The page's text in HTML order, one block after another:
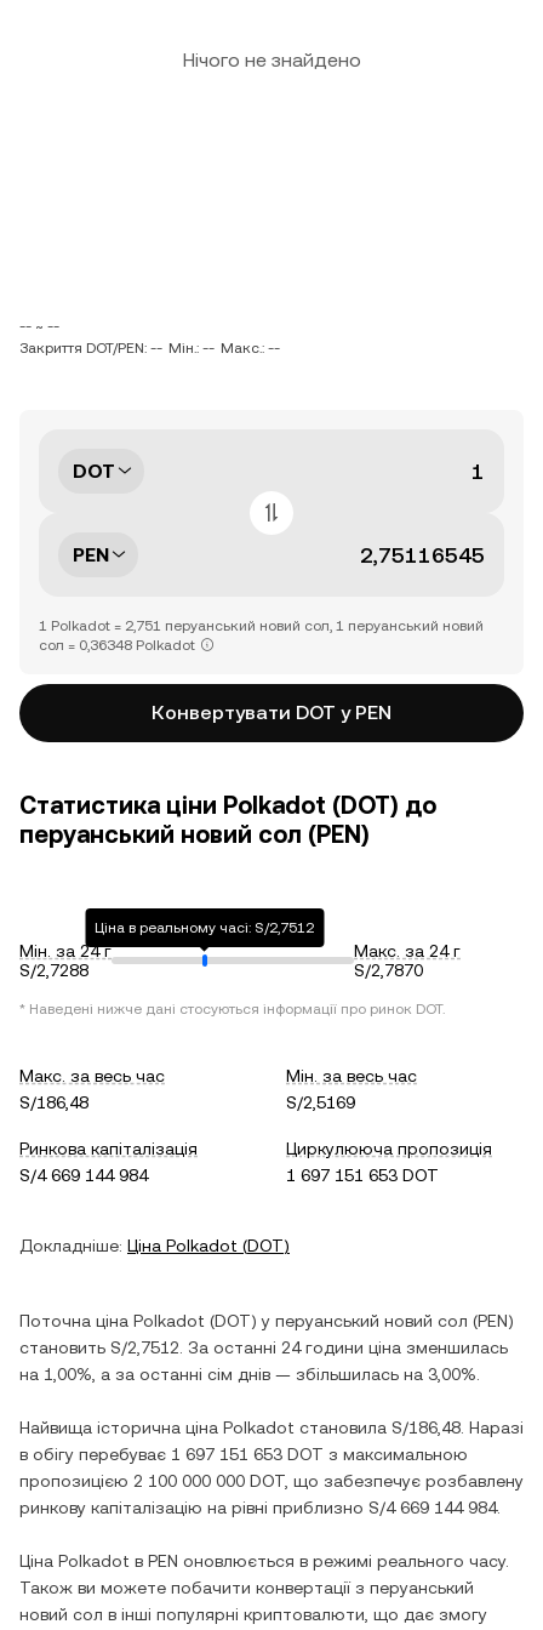
Нічого не знайдено
-- ~ --
Закриття DOT/PEN: -- Мін.: -- Макс.: --
DOT
PEN
1 Polkadot = 2,751 перуанський новий сол, 1 перуанський новий
сол = 0,36348 Polkadot
Конвертувати DOT у PEN
Статистика ціни Polkadot (DOT) до
перуанський новий сол (PEN)
Мін. за 24 г
S/2,7288
Ціна в реальному часі: S/2,7512
Макс. за 24 г
S/2,7870
* Наведені нижче дані стосуються інформації про ринок DOT.
Макс. за весь час
S/186,48
Мін. за весь час
S/2,5169
Ринкова капіталізація
S/4 669 144 984
Циркулююча пропозиція
1 697 151 653 DOT
Докладніше: Ціна Polkadot (DOT)
Поточна ціна Polkadot (DOT) у перуанський новий сол (PEN)
становить S/2,7512 . За останні 24 години ціна зменшилась
на 1,00% , а за останні сім днів — збільшилась на 3,00%
Найвища історична ціна Polkadot становила S/186,48 . Наразі
в обігу перебуває 1 697 151 653 DOT з максимальною
пропозицією 2 100 000 000 DOT , що забезпечує розбавлену
ринкову капіталізацію на рівні приблизно S/4 669 144 984.
Ціна Polkadot в PEN оновлюється в режимі реального часу.
Також ви можете побачити конвертації з перуанський
новий сол в інші популярні криптовалюти, що дає змогу